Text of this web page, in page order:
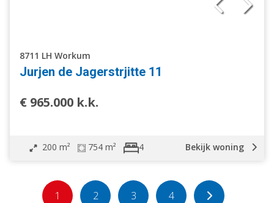
8711 LH Workum
Jurjen de Jagerstrjitte 11
€ 965.000 k.k.
200 m² 754 m² 4 Bekijk woning
1 2 3 4